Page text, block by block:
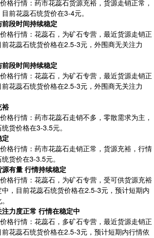
格行情：药市花蕊石货源充裕，货源走销正常，
前花蕊石统货价在3-4元。
段时间持续稳定
格行情：花蕊石，为矿石专营，最近货源走销正
花蕊石统货价格在2.5-3元，外围商无关注力
段时间持续稳定
格行情：花蕊石，为矿石专营，最近货源走销正
花蕊石统货价格在2.5-3元，外围商无关注力
裕
格行情：药市花蕊石走销不多，零散需求为主，
货价格在3-3.5元。
格行情：药市花蕊石走销正常，货源充裕，行情
货价在3-3.5元。
有量 行情持续稳定
格行情：花蕊石，为矿石专营，受可供货源充裕
，目前花蕊石统货价格在2.5-3元，预计短期内
力度正常 行情在稳定中
格行情：花蕊石，多矿石专营，最近货源走销正
花蕊石统货价格在2.5-3元，预计短期内行情依